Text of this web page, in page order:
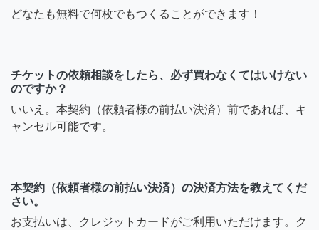
どなたも無料で何枚でもつくることができます！
チケットの依頼相談をしたら、必ず買わなくてはいけない
のですか？
いいえ。本契約（依頼者様の前払い決済）前であれば、キ
ャンセル可能です。
本契約（依頼者様の前払い決済）の決済方法を教えてくだ
さい。
お支払いは、クレジットカードがご利用いただけます。ク